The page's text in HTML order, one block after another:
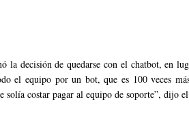
la decisión de quedarse con el chatbot, en
el equipo por un bot, que es 100 veces
solía costar pagar al equipo de soporte”, dijo